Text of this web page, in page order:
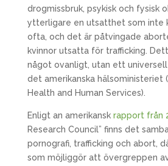
drogmissbruk, psykisk och fysisk
ytterligare en utsatthet som inte
ofta, och det är påtvingade
kvinnor utsatta för trafficking.
något ovanligt, utan ett
det amerikanska hälsoministeriet
Health and Human Services).
Enligt an amerikansk rapport från
Research Council” finns det
pornografi, trafficking och abort,
som möjliggör att övergreppen